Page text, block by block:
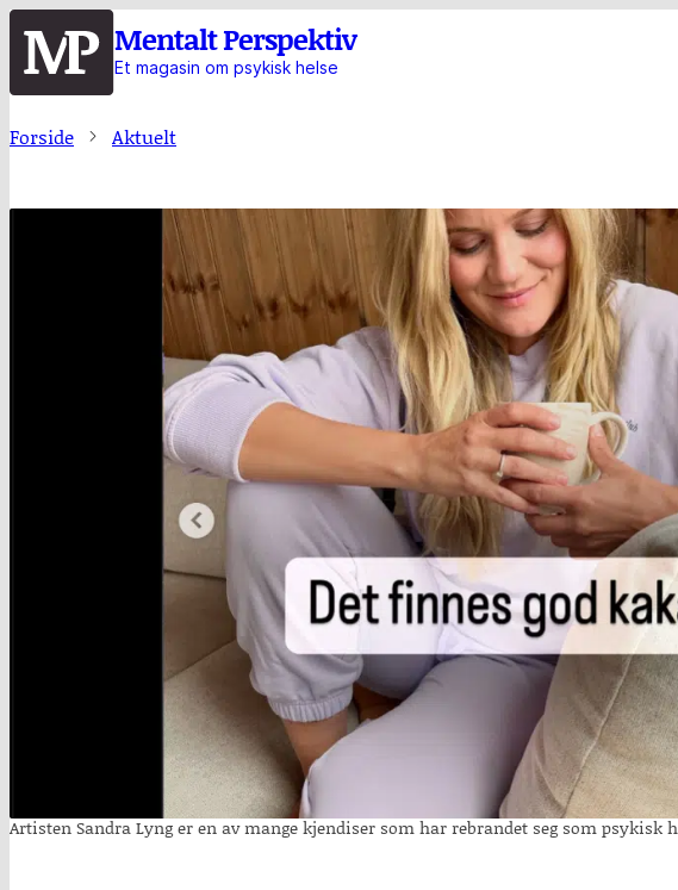
Hopp
til
hovedinnhold
Mentalt Perspektiv
Et magasin om psykisk helse
Forside Aktuelt
Artisten Sandra Lyng er en av mange kjendiser som har rebrandet seg som psykisk